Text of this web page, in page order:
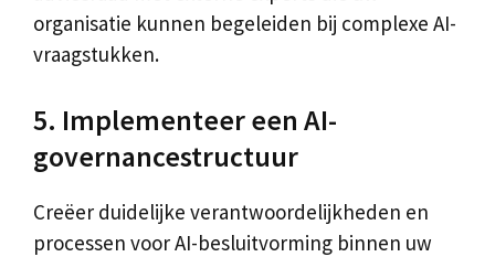
organisatie kunnen begeleiden bij complexe AI-
vraagstukken.
5. Implementeer een AI-
governancestructuur
Creëer duidelijke verantwoordelijkheden en
processen voor AI-besluitvorming binnen uw